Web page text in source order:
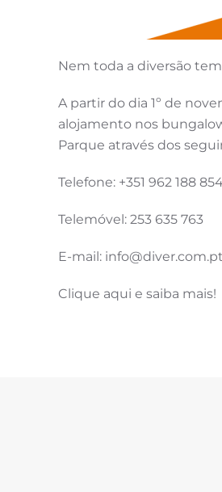
Nem toda a diversão
A partir do dia 1º de
alojamento nos
Parque através dos
Telefone: +351 962 188
Telemóvel: 253 635 763
E-mail: info@diver.com.pt
Clique aqui e saiba mais!